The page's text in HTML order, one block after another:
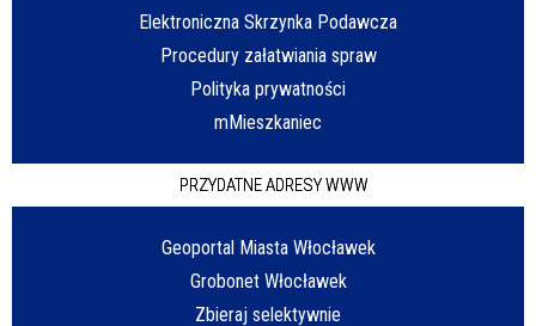
Elektroniczna Skrzynka Podawcza
Procedury załatwiania spraw
Polityka prywatności
mMieszkaniec
PRZYDATNE ADRESY WWW
Geoportal Miasta Włocławek
Grobonet Włocławek
Zbieraj selektywnie